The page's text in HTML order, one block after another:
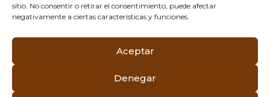
sitio. No consentir o retirar el consentimiento, puede afectar
negativamente a ciertas características y funciones.
Aceptar
Denegar
Política de Cookies